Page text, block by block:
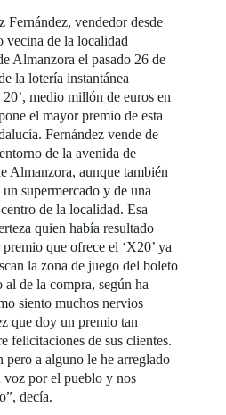
Fernández, vendedor desde
vecina de la localidad
Almanzora el pasado 26 de
la lotería instantánea
medio millón de euros en
el mayor premio de esta
Fernández vende de
de la avenida de
Almanzora, aunque también
supermercado y de una
de la localidad. Esa
quien había resultado
que ofrece el ‘X20’ ya
la zona de juego del boleto
de la compra, según ha
siento muchos nervios
que doy un premio tan
felicitaciones de sus clientes.
pero a alguno le he arreglado
voz por el pueblo y nos
decía.